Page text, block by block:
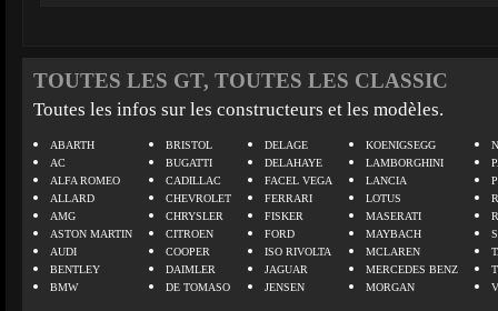
TOUTES LES GT, TOUTES LES CLASSIC
Toutes les infos sur les constructeurs et les modèles.
ABARTH
AC
ALFA ROMEO
ALLARD
AMG
ASTON MARTIN
AUDI
BENTLEY
BMW
BRISTOL
BUGATTI
CADILLAC
CHEVROLET
CHRYSLER
CITROEN
COOPER
DAIMLER
DE TOMASO
DELAGE
DELAHAYE
FACEL VEGA
FERRARI
FISKER
FORD
ISO RIVOLTA
JAGUAR
JENSEN
KOENIGSEGG
LAMBORGHINI
LANCIA
LOTUS
MASERATI
MAYBACH
MCLAREN
MERCEDES BENZ
MORGAN